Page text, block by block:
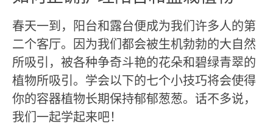
春天一到，阳台和露台便成为我们许多人的第
二个客厅。因为我们都会被生机勃勃的大自然
所吸引，被各种争奇斗艳的花朵和碧绿青翠的
植物所吸引。学会以下的七个小技巧将会使得
你的容器植物长期保持郁郁葱葱。话不多说，
我们一起学起来吧！